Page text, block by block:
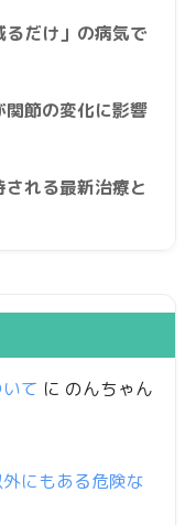
だけ」の病気で
節の変化に影響
れる最新治療と
て に のんちゃん
にもある危険な